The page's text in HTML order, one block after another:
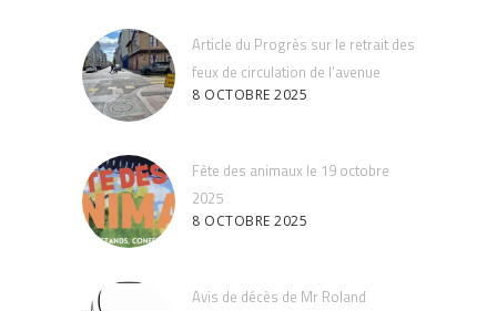
Article du Progrès sur le retrait des
feux de circulation de l’avenue
8 OCTOBRE 2025
Fête des animaux le 19 octobre
2025
8 OCTOBRE 2025
Avis de décès de Mr Roland